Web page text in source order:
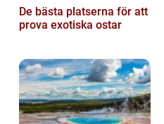
De bästa platserna för att
prova exotiska ostar